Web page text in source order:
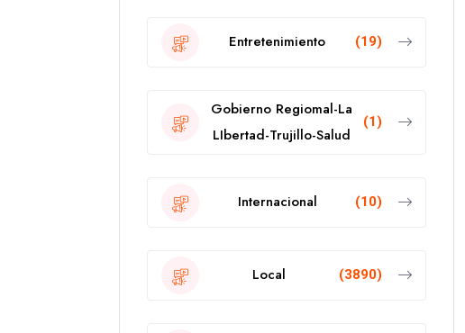
Entretenimiento (19)
Gobierno Regiomal-La
LIbertad-Trujillo-Salud
(1)
Internacional (10)
Local (3890)